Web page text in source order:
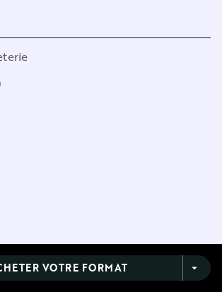
VOTRE FORMAT arrow_drop_down